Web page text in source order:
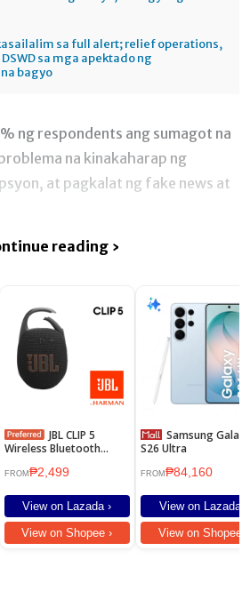
sa full alert; relief operations,
sa mga apektado ng
bagyo
ng respondents ang sumagot na
na kinakaharap ng
at pagkalat ng fake news at
reading ›
Wireless Bluetooth
FROM ₱2,499
View on Lazada ›
View on Shopee ›
S26 Ultra
FROM₱84,160
View on Lazada ›
View on Shopee ›